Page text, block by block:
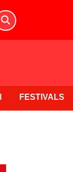
FESTIVALS